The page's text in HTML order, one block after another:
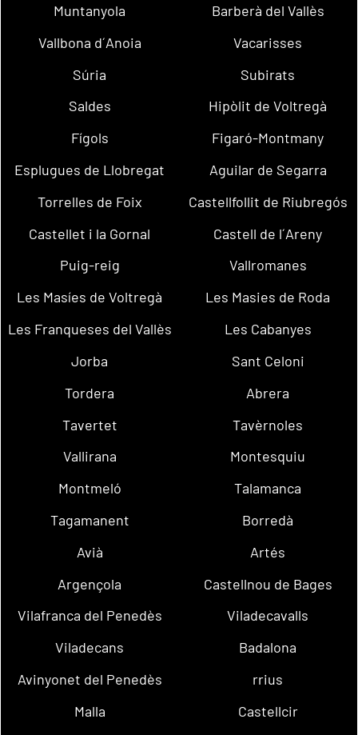
Muntanyola
Barberà del Vallès
Vallbona d´Anoia
Vacarisses
Súria
Subirats
Saldes
Hipòlit de Voltregà
Fígols
Figaró-Montmany
Esplugues de Llobregat
Aguilar de Segarra
Torrelles de Foix
Castellfollit de Riubregós
Castellet i la Gornal
Castell de l´Areny
Puig-reig
Vallromanes
Les Masíes de Voltregà
Les Masies de Roda
Les Franqueses del Vallès
Les Cabanyes
Jorba
Sant Celoni
Tordera
Abrera
Tavertet
Tavèrnoles
Vallirana
Montesquiu
Montmeló
Talamanca
Tagamanent
Borredà
Avià
Artés
Argençola
Castellnou de Bages
Vilafranca del Penedès
Viladecavalls
Viladecans
Badalona
Avinyonet del Penedès
rrius
Malla
Castellcir